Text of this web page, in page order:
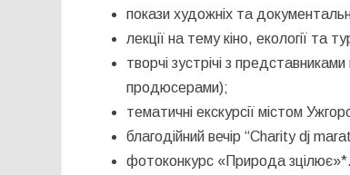
покази художніх та
лекції на тему кіно, екології та
творчі зустрічі з
продюсерами);
тематичні екскурсії містом
благодійний вечір “Сharity dj
фотоконкурс «Природа зцілює»*.